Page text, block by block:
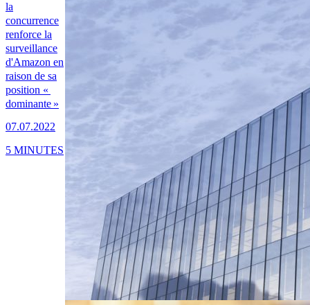
la
concurrence
renforce la
surveillance
d'Amazon en
raison de sa
position «
dominante »
07.07.2022
5 MINUTES